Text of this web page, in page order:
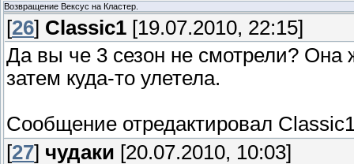
Возвращение Вексус на Клаcтер.
[26] Classic1 [19.07.2010, 22:15]
Да вы че 3 сезон не смотрели? Она
затем куда-то улетела.
Сообщение отредактировал
[27] чудаки [20.07.2010, 10:03]